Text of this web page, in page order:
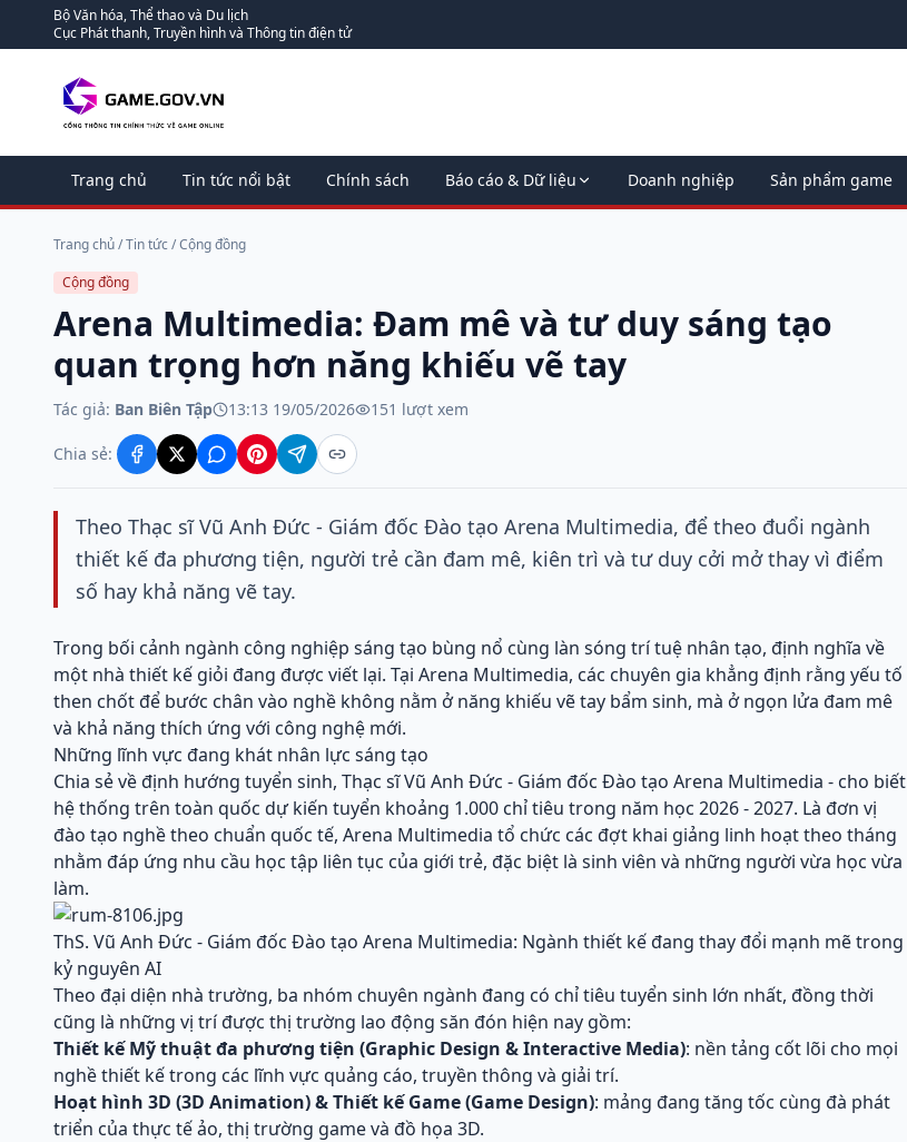
Bộ Văn hóa, Thể thao và Du lịch
Cục Phát thanh, Truyền hình và Thông tin điện tử
Trang chủ Tin tức nổi bật Chính sách Báo cáo & Dữ liệu Doanh nghiệp Sản phẩm game
Trang chủ/Tin tức/Cộng đồng
Cộng đồng
Arena Multimedia: Đam mê và tư duy sáng tạo
quan trọng hơn năng khiếu vẽ tay
Tác giả: Ban Biên Tập 13:13 19/05/2026 151 lượt xem
Chia sẻ:
Theo Thạc sĩ Vũ Anh Đức - Giám đốc Đào tạo Arena Multimedia, để theo đuổi ngành
thiết kế đa phương tiện, người trẻ cần đam mê, kiên trì và tư duy cởi mở thay vì điểm
số hay khả năng vẽ tay.
Trong bối cảnh ngành công nghiệp sáng tạo bùng nổ cùng làn sóng trí tuệ nhân tạo, định nghĩa về
một nhà thiết kế giỏi đang được viết lại. Tại Arena Multimedia, các chuyên gia khẳng định rằng yếu tố
then chốt để bước chân vào nghề không nằm ở năng khiếu vẽ tay bẩm sinh, mà ở ngọn lửa đam mê
và khả năng thích ứng với công nghệ mới.
Những lĩnh vực đang khát nhân lực sáng tạo
Chia sẻ về định hướng tuyển sinh, Thạc sĩ Vũ Anh Đức - Giám đốc Đào tạo Arena Multimedia - cho biết
hệ thống trên toàn quốc dự kiến tuyển khoảng 1.000 chỉ tiêu trong năm học 2026 - 2027. Là đơn vị
đào tạo nghề theo chuẩn quốc tế, Arena Multimedia tổ chức các đợt khai giảng linh hoạt theo tháng
nhằm đáp ứng nhu cầu học tập liên tục của giới trẻ, đặc biệt là sinh viên và những người vừa học vừa
làm.
ThS. Vũ Anh Đức - Giám đốc Đào tạo Arena Multimedia: Ngành thiết kế đang thay đổi mạnh mẽ trong
kỷ nguyên AI
Theo đại diện nhà trường, ba nhóm chuyên ngành đang có chỉ tiêu tuyển sinh lớn nhất, đồng thời
cũng là những vị trí được thị trường lao động săn đón hiện nay gồm:
Thiết kế Mỹ thuật đa phương tiện (Graphic Design & Interactive Media): nền tảng cốt lõi cho mọi
nghề thiết kế trong các lĩnh vực quảng cáo, truyền thông và giải trí.
Hoạt hình 3D (3D Animation) & Thiết kế Game (Game Design): mảng đang tăng tốc cùng đà phát
triển của thực tế ảo, thị trường game và đồ họa 3D.